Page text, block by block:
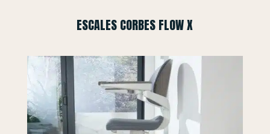
ESCALES CORBES FLOW X